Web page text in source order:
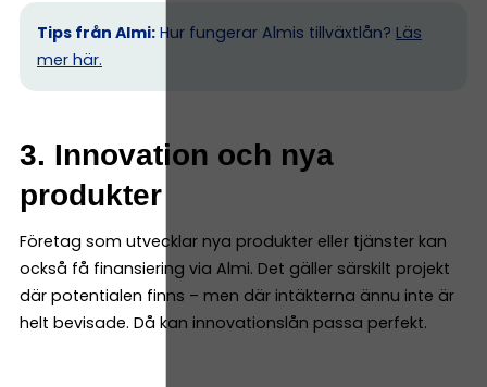
Tips från Almi: Hur fungerar Almis tillväxtlån? Läs
mer här.
3. Innovation och nya
produkter
Företag som utvecklar nya produkter eller tjänster kan
också få finansiering via Almi. Det gäller särskilt projekt
där potentialen finns – men där intäkterna ännu inte är
helt bevisade. Då kan innovationslån passa perfekt.